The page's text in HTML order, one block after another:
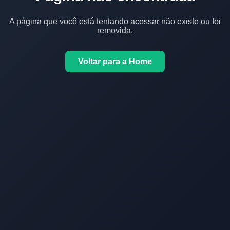
A página que você está tentando acessar não existe ou foi
removida.
Voltar para a Home